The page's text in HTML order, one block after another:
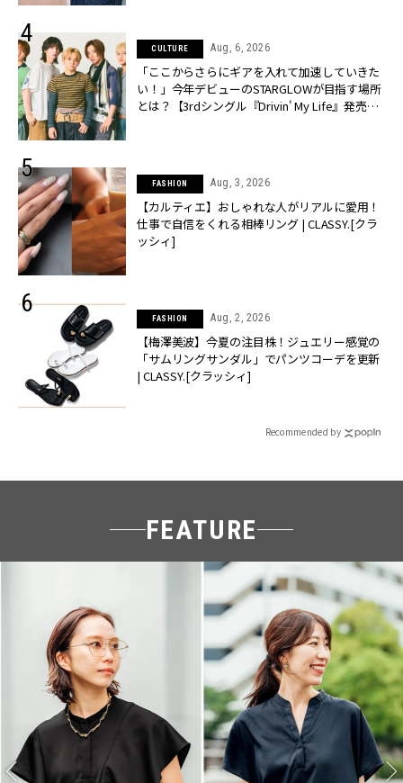
CULTURE Aug, 6, 2026
「ここからさらにギアを入れて加速していきた
い！」今年デビューのSTARGLOWが目指す場所
とは？【3rdシングル『Drivin' My Life』発売】 |
FASHION Aug, 3, 2026
【カルティエ】おしゃれな人がリアルに愛用！
仕事で自信をくれる相棒リング | CLASSY.[クラ
ッシィ]
FASHION Aug, 2, 2026
【梅澤美波】今夏の注目株！ジュエリー感覚の
「サムリングサンダル」でパンツコーデを更新
| CLASSY.[クラッシィ]
Recommended by
FEATURE